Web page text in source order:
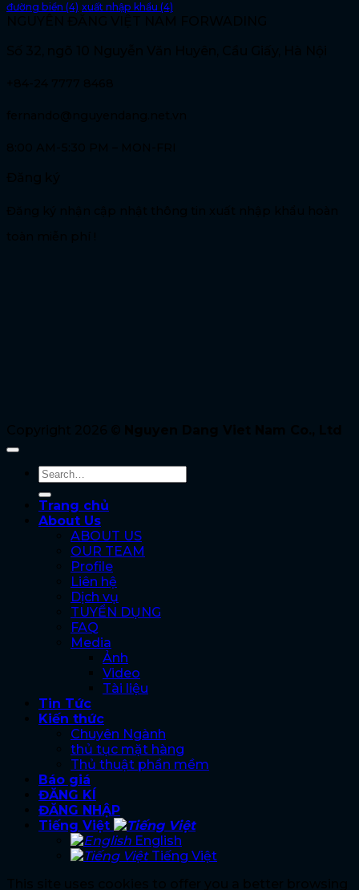
đường biển (4) xuất nhập khẩu (4)
Trang chủ
About Us
ABOUT US
OUR TEAM
Profile
Liên hệ
Dịch vụ
TUYỂN DỤNG
FAQ
Media
Ảnh
Video
Tài liệu
Tin Tức
Kiến thức
Chuyên Ngành
thủ tục mặt hàng
Thủ thuật phần mềm
Báo giá
ĐĂNG KÍ
ĐĂNG NHẬP
Tiếng Việt
English
Tiếng Việt